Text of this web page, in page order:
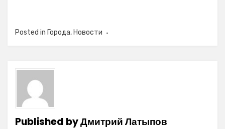
Posted in Города, Новости
Published byДмитрий Латыпов